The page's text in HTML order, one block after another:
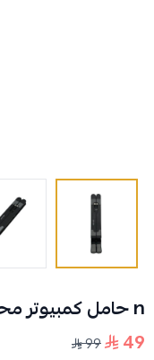
n حامل كمبيوتر محمول قابل للطي بـ 7 أوضاع إمالة
49
99